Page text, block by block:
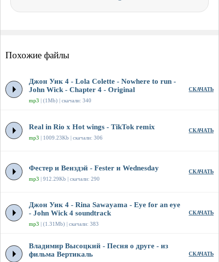
Похожие файлы
Джон Уик 4 - Lola Colette - Nowhere to run -
John Wick - Chapter 4 - Original
mp3 | (1Mb) | скачали: 340
СКАЧАТЬ
Real in Rio x Hot wings - TikTok remix
mp3 | 1009.23Kb | скачали: 306
СКАЧАТЬ
Фестер и Венздэй - Fester и Wednesday
mp3 | 912.29Kb | скачали: 290
СКАЧАТЬ
Джон Уик 4 - Rina Sawayama - Eye for an eye
- John Wick 4 soundtrack
mp3 | (1.31Mb) | скачали: 383
СКАЧАТЬ
Владимир Высоцкий - Песня о друге - из
фильма Вертикаль
СКАЧАТЬ